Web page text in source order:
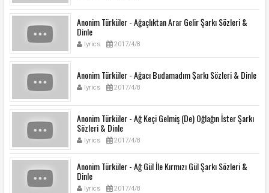
Anonim Türküler - Ağaçlıktan Arar Gelir Şarkı Sözleri &
Dinle
lyrics 2017/4/8
Anonim Türküler - Ağacı Budamadım Şarkı Sözleri & Dinle
lyrics 2017/4/8
Anonim Türküler - Ağ Keçi Gelmiş (De) Oğlağın İster Şarkı
Sözleri & Dinle
lyrics 2017/4/8
Anonim Türküler - Ağ Gül İle Kırmızı Gül Şarkı Sözleri &
Dinle
lyrics 2017/4/8